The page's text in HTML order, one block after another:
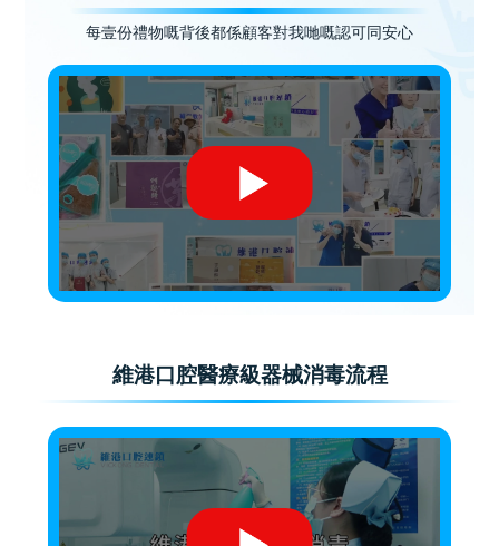
每壹份禮物嘅背後都係顧客對我哋嘅認可同安心
維港口腔醫療級器械消毒流程